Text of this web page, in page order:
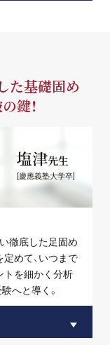
た基礎固め
鍵！
塩津先生
[慶應義塾大学卒]
徹底した足固め
めて、いつまで
トを細かく分析
へと導く。